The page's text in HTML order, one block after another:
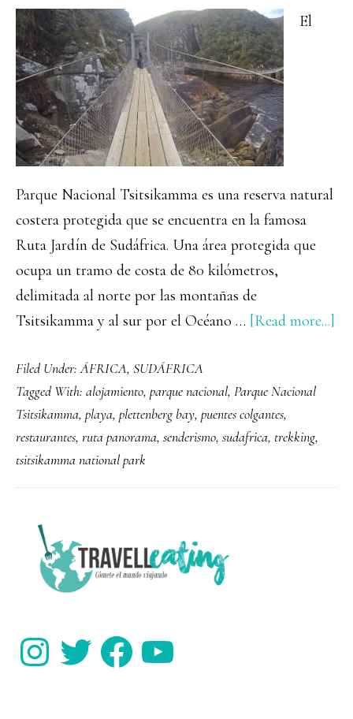
El
Parque Nacional Tsitsikamma es una reserva natural
costera protegida que se encuentra en la famosa
Ruta Jardín de Sudáfrica. Una área protegida que
ocupa un tramo de costa de 80 kilómetros,
delimitada al norte por las montañas de
Tsitsikamma y al sur por el Océano … [Read more...]
Filed Under:ÁFRICA, SUDÁFRICA
Tagged With: alojamiento, parque nacional, Parque Nacional
Tsitsikamma, playa, plettenberg bay, puentes colgantes,
restaurantes, ruta panorama, senderismo, sudafrica, trekking,
tsitsikamma national park
PRIMARY
SIDEBAR
InstagramTwitter FacebookYouTube